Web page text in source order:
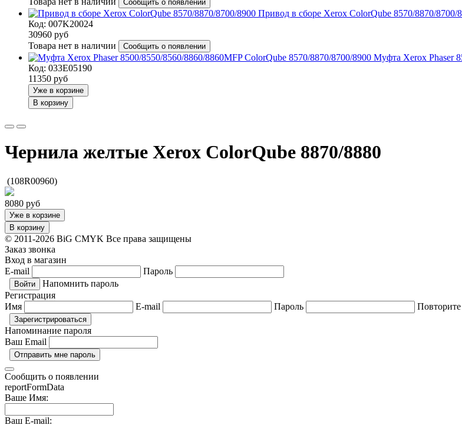
Сообщить о появлении
Привод в сборе Xerox ColorQube 8570/8870/8700/
Код: 007K20024
30960 руб
Товара нет в наличии
Сообщить о появлении
Муфта Xerox Phaser
Код: 033E05190
11350 руб
Уже в корзине
В корзину
Чернила желтые Xerox ColorQube 8870/8880
(108R00960)
8080 руб
Уже в корзине
В корзину
© 2011-2026 BiG CMYK Все права защищены
Заказ звонка
Вход в магазин
E-mail
Пароль
Напомнить пароль
Регистрация
Имя
E-mail Пароль Повторите
Напоминание пароля
Ваш Email
Сообщить о появлении
reportFormData
Ваше Имя:
Ваш E-mail: